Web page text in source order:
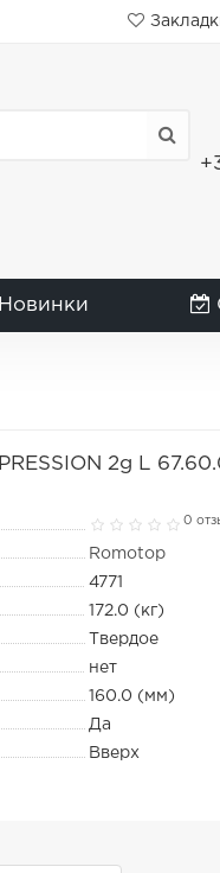
Новинки
2g L
0
Romotop
4771
172.0 (кг)
Твердое
нет
160.0 (мм)
Да
Вверх